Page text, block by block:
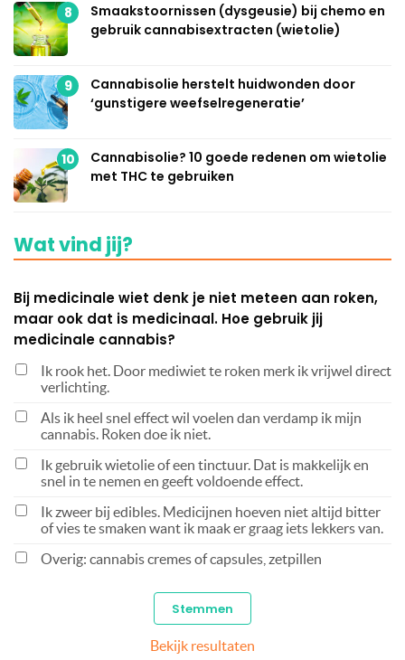
8
Smaakstoornissen (dysgeusie) bij chemo en
gebruik cannabisextracten (wietolie)
9
Cannabisolie herstelt huidwonden door
‘gunstigere weefselregeneratie’
10
Cannabisolie? 10 goede redenen om wietolie
met THC te gebruiken
Wat vind jij?
Bij medicinale wiet denk je niet meteen aan roken,
maar ook dat is medicinaal. Hoe gebruik jij
medicinale cannabis?
Ik rook het. Door mediwiet te roken merk ik vrijwel direct
verlichting.
Als ik heel snel effect wil voelen dan verdamp ik mijn
cannabis. Roken doe ik niet.
Ik gebruik wietolie of een tinctuur. Dat is makkelijk en
snel in te nemen en geeft voldoende effect.
Ik zweer bij edibles. Medicijnen hoeven niet altijd bitter
of vies te smaken want ik maak er graag iets lekkers van.
Overig: cannabis cremes of capsules, zetpillen
Bekijk resultaten